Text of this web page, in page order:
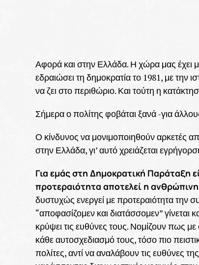
Αφορά και στην Ελλάδα. Η χώρα μας έχει
εδραιώσει τη δημοκρατία το 1981, με την
να ζει στο περιθώριο. Και τούτη η
Σήμερα ο πολίτης φοβάται ξανά -για
Ο κίνδυνος να μονιμοποιηθούν αρκετές
στην Ελλάδα, γι’ αυτό χρειάζεται
Για εμάς στη Δημοκρατική Παράταξη
προτεραιότητα αποτελεί η
δυστυχώς ενεργεί με προτεραιότητα την
“αποφασίζομεν και διατάσσομεν” γίνεται
κρύψει τις ευθύνες τους. Νομίζουν πως
κάθε αυτοσχεδιασμό τους, τόσο πιο
πολίτες, αντί να αναλάβουν τις ευθύνες